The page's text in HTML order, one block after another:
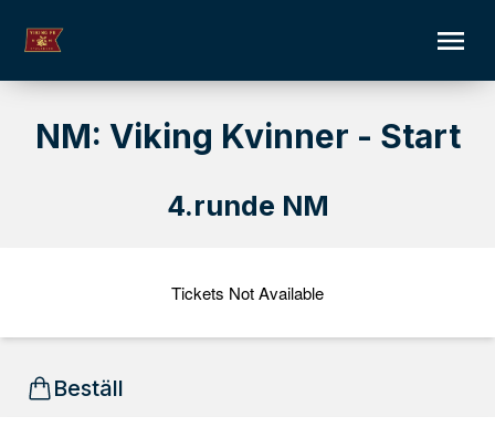
NM: Viking Kvinner - Start
4.runde NM
Tickets Not Available
Beställ